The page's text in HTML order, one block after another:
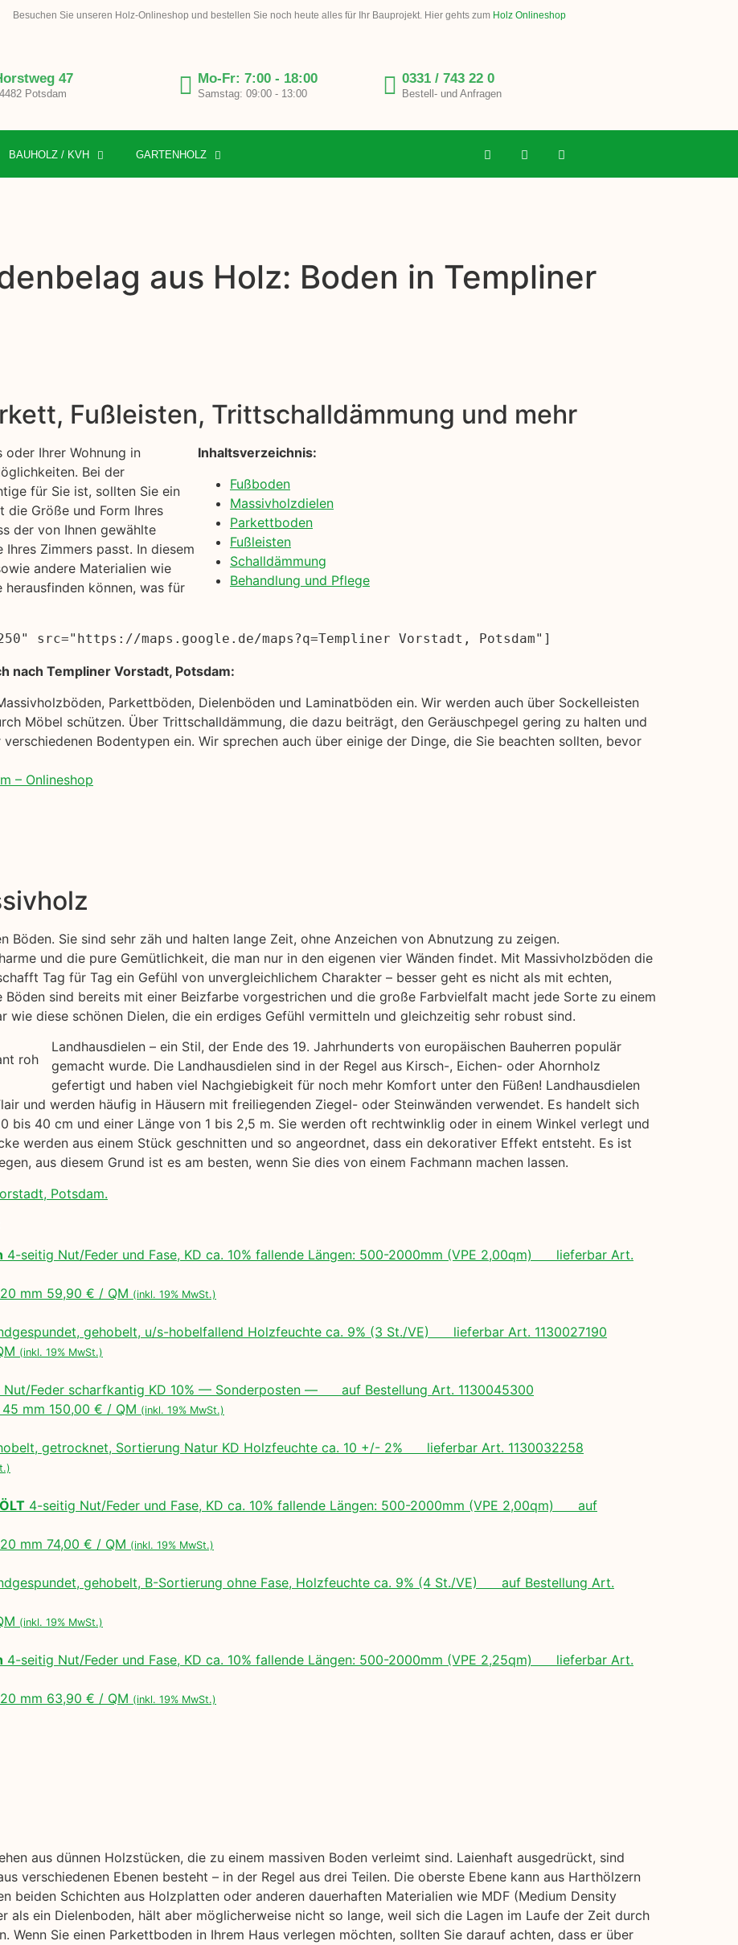
Besuchen Sie unseren Holz-Onlineshop und bestellen Sie noch heute alles für Ihr Bauprojekt. Hier gehts zum Holz Onlineshop
47
Potsdam
Mo-Fr: 7:00 - 18:00
Samstag: 09:00 - 13:00
0331 / 743 22 0
Bestell- und Anfragen
BAUHOLZ / KVH GARTENHOLZ
aus Holz: Boden in Templiner
Fußleisten, Trittschalldämmung und mehr
oder Ihrer Wohnung in
Bei der
für Sie ist, sollten Sie ein
die Größe und Form Ihres
der von Ihnen gewählte
Zimmers passt. In diesem
andere Materialien wie
können, was für
Inhaltsverzeichnis:
Fußboden
Massivholzdielen
Parkettboden
Fußleisten
Schalldämmung
Behandlung und Pflege
src="https://maps.google.de/maps?q=Templiner Vorstadt, Potsdam"]
nach Templiner Vorstadt, Potsdam:
Parkettböden, Dielenböden und Laminatböden ein. Wir werden auch über Sockelleisten
Möbel schützen. Über Trittschalldämmung, die dazu beiträgt, den Geräuschpegel gering zu halten und
Bodentypen ein. Wir sprechen auch über einige der Dinge, die Sie beachten sollten, bevor
– Onlineshop
Böden. Sie sind sehr zäh und halten lange Zeit, ohne Anzeichen von Abnutzung zu zeigen.
und die pure Gemütlichkeit, die man nur in den eigenen vier Wänden findet. Mit Massivholzböden die
Tag für Tag ein Gefühl von unvergleichlichem Charakter – besser geht es nicht als mit echten,
Böden sind bereits mit einer Beizfarbe vorgestrichen und die große Farbvielfalt macht jede Sorte zu einem
wie diese schönen Dielen, die ein erdiges Gefühl vermitteln und gleichzeitig sehr robust sind.
Landhausdielen – ein Stil, der Ende des 19. Jahrhunderts von europäischen Bauherren populär
gemacht wurde. Die Landhausdielen sind in der Regel aus Kirsch-, Eichen- oder Ahornholz
gefertigt und haben viel Nachgiebigkeit für noch mehr Komfort unter den Füßen! Landhausdielen
und werden häufig in Häusern mit freiliegenden Ziegel- oder Steinwänden verwendet. Es handelt sich
bis 40 cm und einer Länge von 1 bis 2,5 m. Sie werden oft rechtwinklig oder in einem Winkel verlegt und
werden aus einem Stück geschnitten und so angeordnet, dass ein dekorativer Effekt entsteht. Es ist
aus diesem Grund ist es am besten, wenn Sie dies von einem Fachmann machen lassen.
Potsdam.
4-seitig Nut/Feder und Fase, KD ca. 10% fallende Längen: 500-2000mm (VPE 2,00qm) lieferbar Art.
20 mm 59,90 € / QM (inkl. 19% MwSt.)
gehobelt, u/s-hobelfallend Holzfeuchte ca. 9% (3 St./VE) lieferbar Art. 1130027190
(inkl. 19% MwSt.)
Nut/Feder scharfkantig KD 10% — Sonderposten — auf Bestellung Art. 1130045300
45 mm 150,00 € / QM (inkl. 19% MwSt.)
getrocknet, Sortierung Natur KD Holzfeuchte ca. 10 +/- 2% lieferbar Art. 1130032258
4-seitig Nut/Feder und Fase, KD ca. 10% fallende Längen: 500-2000mm (VPE 2,00qm) auf
20 mm 74,00 € / QM (inkl. 19% MwSt.)
gehobelt, B-Sortierung ohne Fase, Holzfeuchte ca. 9% (4 St./VE) auf Bestellung Art.
(inkl. 19% MwSt.)
4-seitig Nut/Feder und Fase, KD ca. 10% fallende Längen: 500-2000mm (VPE 2,25qm) lieferbar Art.
20 mm 63,90 € / QM (inkl. 19% MwSt.)
aus dünnen Holzstücken, die zu einem massiven Boden verleimt sind. Laienhaft ausgedrückt, sind
verschiedenen Ebenen besteht – in der Regel aus drei Teilen. Die oberste Ebene kann aus Harthölzern
beiden Schichten aus Holzplatten oder anderen dauerhaften Materialien wie MDF (Medium Density
als ein Dielenboden, hält aber möglicherweise nicht so lange, weil sich die Lagen im Laufe der Zeit durch
Wenn Sie einen Parkettboden in Ihrem Haus verlegen möchten, sollten Sie darauf achten, dass er über